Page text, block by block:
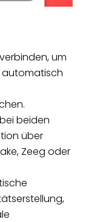
um
automatisch
beiden
über
Zeeg oder